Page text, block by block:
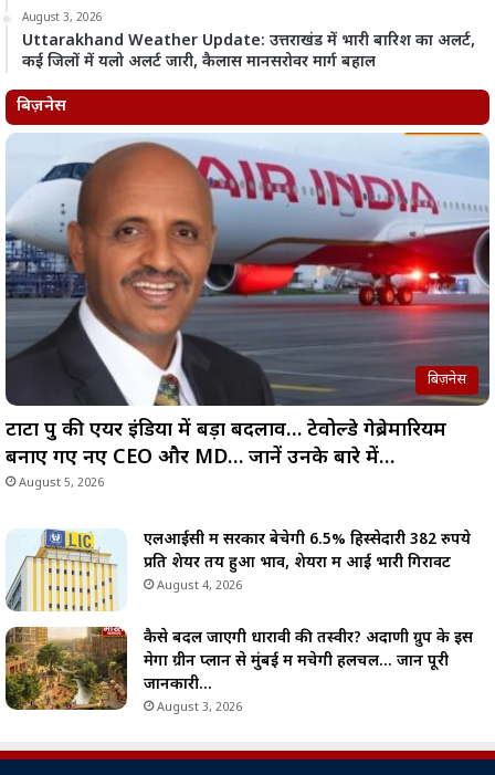
August 3, 2026
Uttarakhand Weather Update: उत्तराखंड में भारी बारिश का अलर्ट,
कई जिलों में यलो अलर्ट जारी, कैलास मानसरोवर मार्ग बहाल
बिज़नेस
बिज़नेस
टाटा ग्रुप की एयर इंडिया में बड़ा बदलाव… टेवोल्डे गेब्रेमारियम
बनाए गए नए CEO और MD… जानें उनके बारे में…
August 5, 2026
एलआईसी में सरकार बेचेगी 6.5% हिस्सेदारी 382 रुपये
प्रति शेयर तय हुआ भाव, शेयरों में आई भारी गिरावट
August 4, 2026
कैसे बदल जाएगी धारावी की तस्वीर? अदाणी ग्रुप के इस
मेगा ग्रीन प्लान से मुंबई में मचेगी हलचल… जानें पूरी
जानकारी…
August 3, 2026